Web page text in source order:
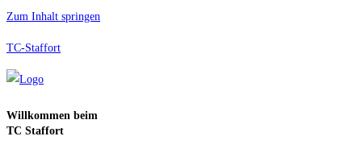
Zum Inhalt springen
TC-Staffort
Willkommen beim
TC Staffort